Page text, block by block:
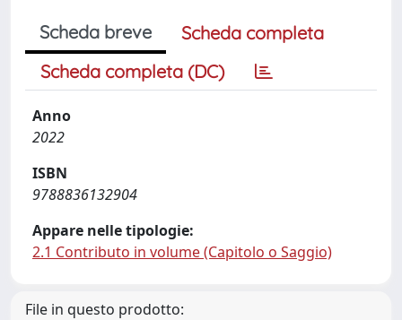
Scheda breve
Scheda completa
Scheda completa (DC)
Anno
2022
ISBN
9788836132904
Appare nelle tipologie:
2.1 Contributo in volume (Capitolo o Saggio)
File in questo prodotto: